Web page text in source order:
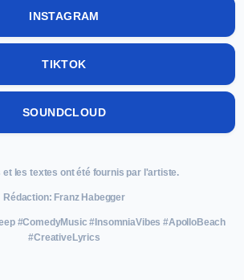
INSTAGRAM
TIKTOK
SOUNDCLOUD
et les textes ont été fournis par l'artiste.
Rédaction: Franz Habegger
#ComedyMusic #InsomniaVibes #ApolloBeach
#CreativeLyrics